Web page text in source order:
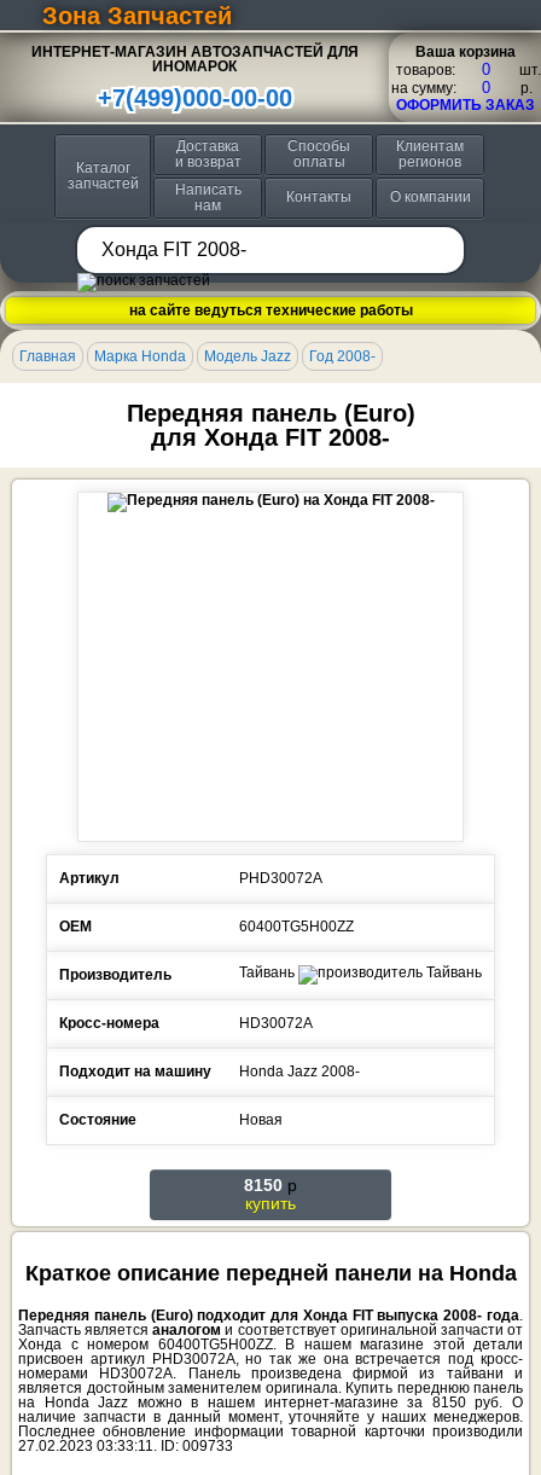
Зона Запчастей
ИНТЕРНЕТ-МАГАЗИН АВТОЗАПЧАСТЕЙ ДЛЯ
ИНОМАРОК
+7(499)000-00-00
Ваша корзина
товаров:
шт.
на сумму:
p.
ОФОРМИТЬ ЗАКАЗ
Каталог
запчастей
Доставка
и возврат
Способы
оплаты
Клиентам
регионов
Написать
нам
Контакты О компании
на сайте ведуться технические работы
Главная Марка Honda Модель Jazz Год 2008-
Передняя панель (Euro)
для Хонда FIT 2008-
Артикул PHD30072A
ОЕМ 60400TG5H00ZZ
Производитель Тайвань
Кросс-номера HD30072A
Подходит на машину Honda Jazz 2008-
Состояние Новая
8150 p
купить
Краткое описание передней панели на Honda
Передняя панель (Euro) подходит для Хонда FIT выпуска 2008- года.
Запчасть являетсяаналогом и соответствует оригинальной запчасти от
Хонда с номером 60400TG5H00ZZ. В нашем магазине этой детали
присвоен артикул PHD30072A, но так же она встречается под кросс-
номерами HD30072A. Панель произведена фирмой из тайвани и
является достойным заменителем оригинала. Купить переднюю панель
на Honda Jazz можно в нашем интернет-магазине за 8150 руб. О
наличие запчасти в данный момент, уточняйте у наших менеджеров.
Последнее обновление информации товарной карточки производили
27.02.2023 03:33:11. ID: 009733